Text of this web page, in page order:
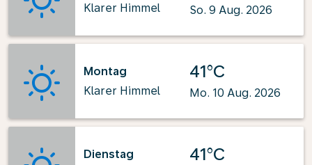
Klarer Himmel
So. 9 Aug. 2026
Montag
Klarer Himmel
41°C
Mo. 10 Aug. 2026
Dienstag
41°C